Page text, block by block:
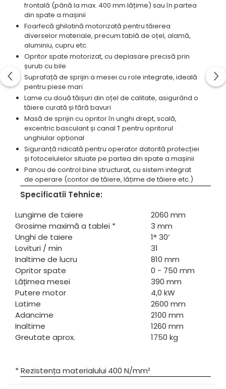
Standuri pentru strunguri metal
Unelte striere
frontală (până la max. 400 mm lățime) sau în partea
din spate a mașinii
Foarfecă ghilotină motorizată pentru tăierea
diverselor materiale, precum tablă de oțel, alamă,
aluminiu, cupru etc.
Opritor spate motorizat, cu deplasare precisă prin
șurub cu bile
Suprafață de sprijin a mesei cu role integrate, ideală
pentru piese mari
Lame cu două tăișuri din oțel de calitate, asigurând o
tăiere curată și fără bavuri
Masă de sprijin cu opritor în unghi drept, scală,
excentric basculant și canal T pentru opritorul
unghiular opțional
Siguranță ridicată pentru operator datorită protecției
și fotocelulelor situate pe partea din spate a mașinii
Panou de control bine structurat, cu sistem integrat
de operare (contor de tăiere, lățime de tăiere etc.)
Specificatii Tehnice:
Lungime de taiere
2060 mm
Grosime maximă a tablei *
3 mm
Unghi de taiere
1° 30‘
Lovituri / min
31
Inaltime de lucru
810 mm
Opritor spate
0 - 750 mm
Lățimea mesei
390 mm
Putere motor
4,0 kW
Latime
2600 mm
Adancime
2100 mm
Inaltime
1260 mm
Greutate aprox.
1750 kg
* Rezistența materialului 400 N/mm²